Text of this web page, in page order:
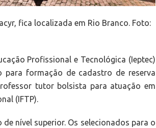
fica localizada em Rio Branco. Foto:
Profissional e Tecnológica (Ieptec)
para formação de cadastro de reserva
tutor bolsista para atuação em
(IFTP).
nível superior. Os selecionados para o